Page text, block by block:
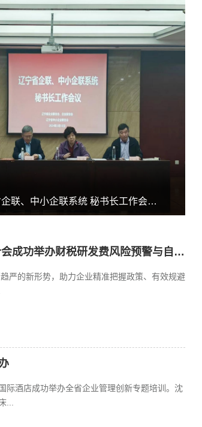
辽宁省企联、中小企联系统 秘书长工作会议圆满结束
【动态】聚力赋能 筑牢防线——辽宁省企业联合会成功举办财税研发费风险预警与自救解析讲座活动
严的新形势，助力企业精准把握政策、有效规避
际酒店成功举办全省企业管理创新专题培训。沈
...